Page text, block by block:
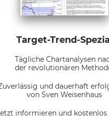
Target-Trend-Spezial
Tägliche Chartanalysen
der revolutionären
und dauerhaft
von Sven Weisenhaus
informieren und kostenlos